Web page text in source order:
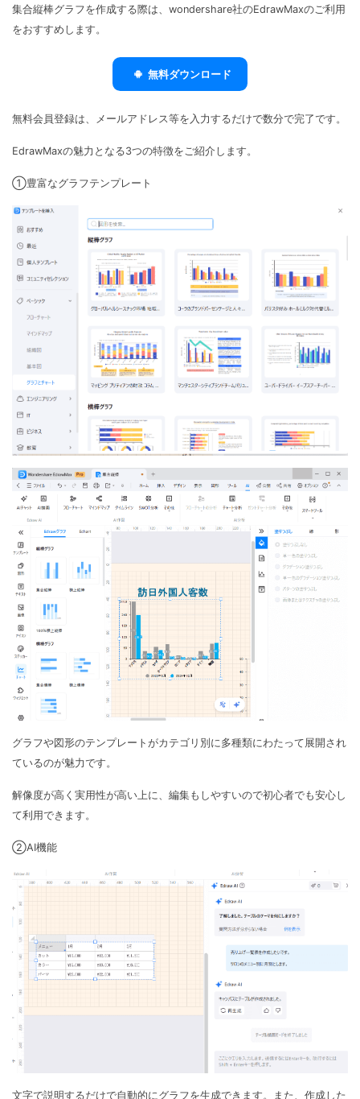
集合縦棒グラフを作成する際は、wondershare社のEdrawMaxのご利用
をおすすめします。
無料ダウンロード
無料会員登録は、メールアドレス等を入力するだけで数分で完了です。
EdrawMaxの魅力となる3つの特徴をご紹介します。
①豊富なグラフテンプレート
グラフや図形のテンプレートがカテゴリ別に多種類にわたって展開され
ているのが魅力です。
解像度が高く実用性が高い上に、編集もしやすいので初心者でも安心し
て利用できます。
②AI機能
文字で説明するだけで自動的にグラフを生成できます。また、作成した